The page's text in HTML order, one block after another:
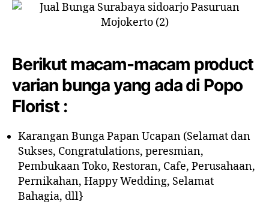
Berikut macam-macam product
varian bunga yang ada di Popo
Florist :
Karangan Bunga Papan Ucapan (Selamat dan
Sukses, Congratulations, peresmian,
Pembukaan Toko, Restoran, Cafe, Perusahaan,
Pernikahan, Happy Wedding, Selamat
Bahagia, dll}